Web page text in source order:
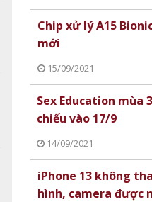
Chip xử lý A15
mới
15/09/2021
Sex Education mùa
chiếu vào 17/9
14/09/2021
iPhone 13 không
hình, camera được